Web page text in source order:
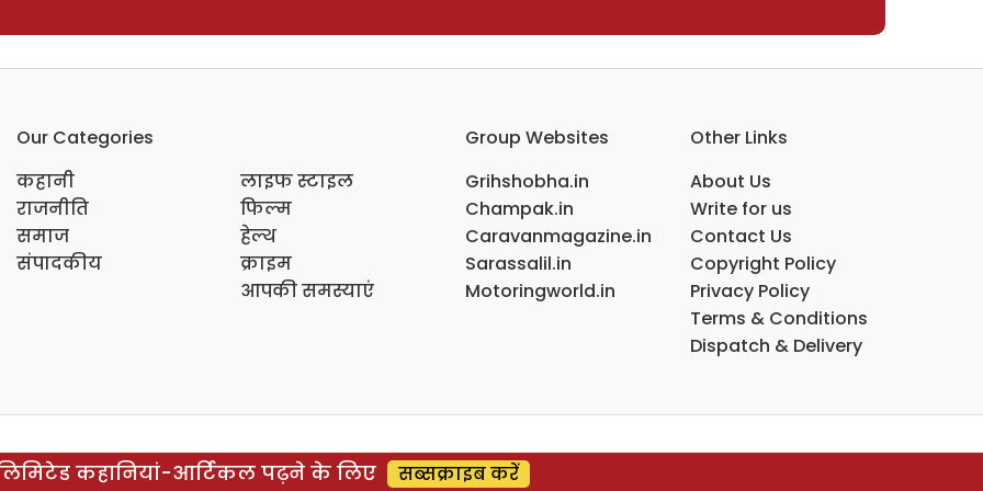
Our Categories
कहानी
राजनीति
समाज
संपादकीय
लाइफ स्टाइल
फिल्म
हेल्थ
क्राइम
आपकी समस्याएं
Group Websites
Grihshobha.in
Champak.in
Caravanmagazine.in
Sarassalil.in
Motoringworld.in
Other Links
About Us
Write for us
Contact Us
Copyright Policy
Privacy Policy
Terms & Conditions
Dispatch & Delivery
कहानियां-आर्टिकल पढ़ने के लिए सब्सक्राइब करें